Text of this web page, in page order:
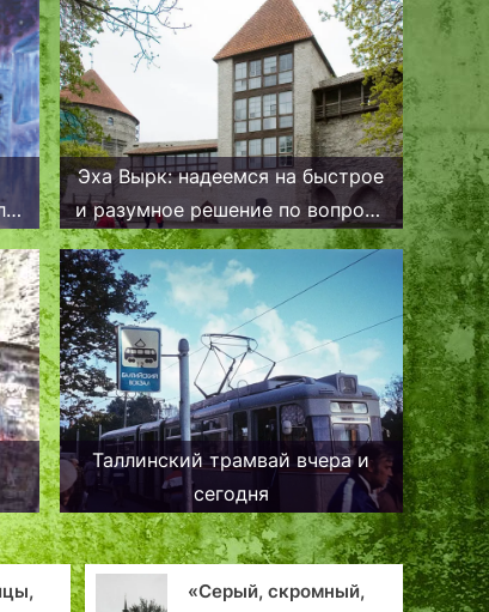
Эха Вырк: надеемся на быстрое
и разумное решение по вопросу
о Нейтситорн
Таллинский трамвай вчера и
сегодня
«Серый, скромный,
Эхо давно